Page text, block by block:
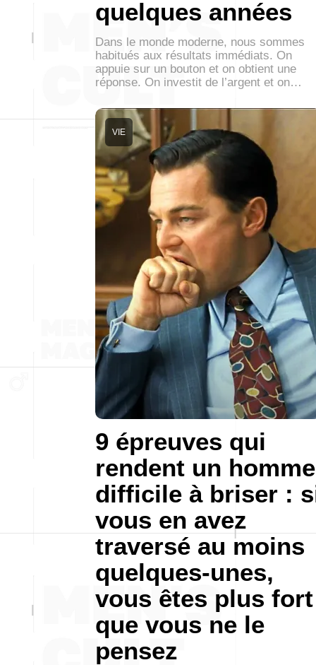
quelques années
Dans le monde moderne, nous sommes
habitués aux résultats immédiats. On
appuie sur un bouton et on obtient une
réponse. On investit de l’argent et on…
9 épreuves qui
rendent un homme
difficile à briser :
vous en avez
traversé au moins
quelques-unes,
vous êtes plus fort
que vous ne le
pensez
VIE